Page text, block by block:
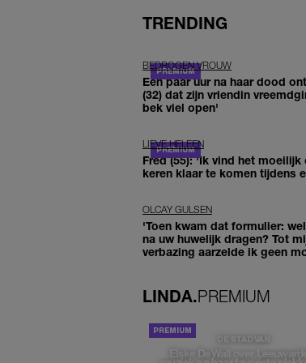
TRENDING
BEDROGEN VROUW
Een paar uur na haar dood
(32) dat zijn vriendin
bek viel open'
LIEVE HELEEN
Fred (55): 'Ik vind het moeilijk
keren klaar te komen tijdens
OLCAY GULSEN
'Toen kwam dat formulier:
na uw huwelijk dragen? Tot
verbazing aarzelde ik geen
LINDA.PREMIUM
DE STAD VAN
Elske DeWall over